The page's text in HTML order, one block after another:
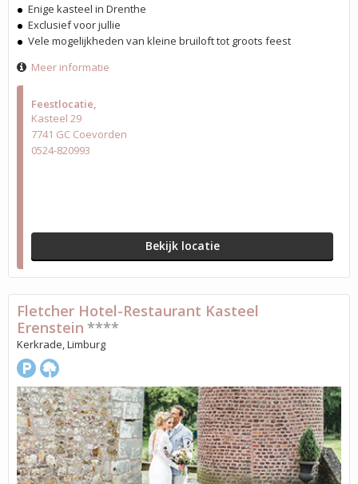
Feestlocatie
Kasteel 29
7741 GC Coevorden
0524-820993
Bekijk locatie
Enige kasteel in Drenthe
Exclusief voor jullie
Vele mogelijkheden van kleine bruiloft tot groots feest
Meer informatie
Fletcher Hotel-Restaurant Kasteel
Erenstein ****
Kerkrade, Limburg